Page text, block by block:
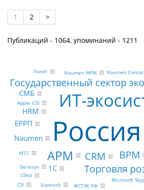
1 2 >
Публикаций - 1064, упоминаний - 1211
Россия
ИТ-
АРМ
Государственный сектор
CRM
Торговля
BPM
1С
СМБ
HRM
ЕРРП
Naumen
МТС
Genesys
Naumen
Сбер
Naumen WFM
Ланит
Apple iOS
CSI Superjob ФСТЭК РФ
Microsoft